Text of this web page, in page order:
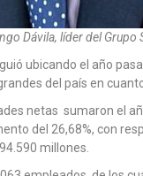
Dávila, líder del Grupo
ubicando el año
del país en
netas sumaron el
del 26,68%, con
millones.